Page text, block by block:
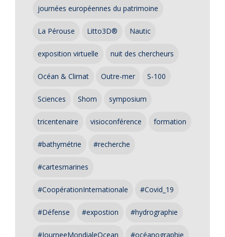
journées européennes du patrimoine
La Pérouse Litto3D® Nautic
exposition virtuelle nuit des chercheurs
Océan & Climat Outre-mer S-100
Sciences Shom symposium
tricentenaire visioconférence formation
#bathymétrie #recherche
#cartesmarines
#CoopérationInternationale #Covid_19
#Défense #expostion #hydrographie
#JourneeMondialeOcean #océanographie